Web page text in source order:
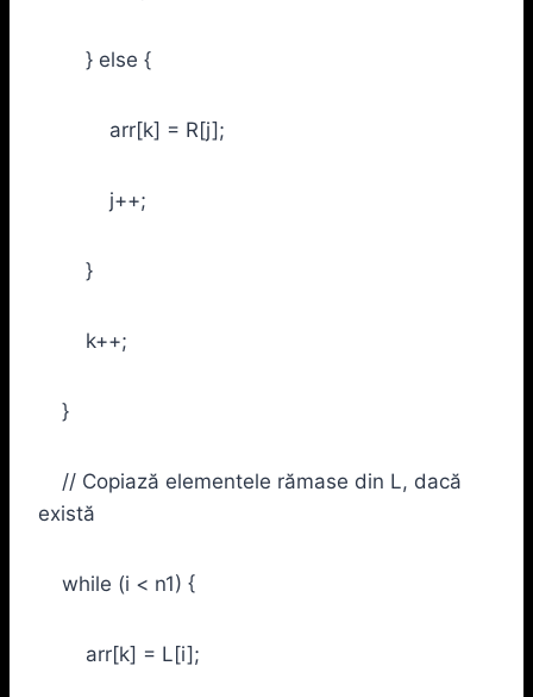
} else {
arr[k] = R[j];
j++;
}
k++;
}
// Copiază elementele rămase din L, dacă
există
while (i < n1) {
arr[k] = L[i];